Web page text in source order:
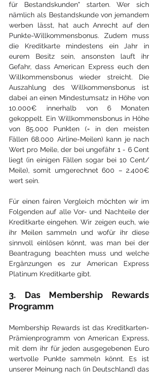
für Bestandskunden" starten. Wer sich
nämlich als Bestandskunde von jemandem
werben lässt, hat auch Anrecht auf den
Punkte-Willkommensbonus. Zudem muss
die Kreditkarte mindestens ein Jahr in
eurem Besitz sein, ansonsten lauft ihr
Gefahr, dass American Express euch den
Willkommensbonus wieder streicht. Die
Auszahlung des Willkommensbonus ist
dabei an einen Mindestumsatz in Höhe von
10.000€ innerhalb von 6 Monaten
gekoppelt. Ein Willkommensbonus in Höhe
von 85.000 Punkten (= in den meisten
Fällen 68.000 Airline-Meilen) kann je nach
Wert pro Meile, der bei ungefähr 1 - 6 Cent
liegt (in einigen Fällen sogar bei 10 Cent/
Meile), somit umgerechnet 600 – 2.400€
wert sein.
Für einen fairen Vergleich möchten wir im
Folgenden auf alle Vor- und Nachteile der
Kreditkarte eingehen. Wir zeigen euch, wie
ihr Meilen sammeln und wofür ihr diese
sinnvoll einlösen könnt, was man bei der
Beantragung beachten muss und welche
Ergänzungen es zur American Express
Platinum Kreditkarte gibt.
3. Das Membership Rewards
Programm
Membership Rewards ist das Kreditkarten-
Prämienprogramm von American Express,
mit dem ihr für jeden ausgegebenen Euro
wertvolle Punkte sammeln könnt. Es ist
unserer Meinung nach (in Deutschland) das